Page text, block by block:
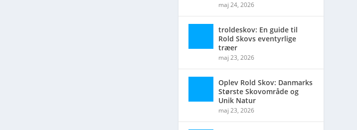
maj 24, 2026
troldeskov: En guide til
Rold Skovs eventyrlige
træer
maj 23, 2026
Oplev Rold Skov: Danmarks
Største Skovområde og
Unik Natur
maj 23, 2026